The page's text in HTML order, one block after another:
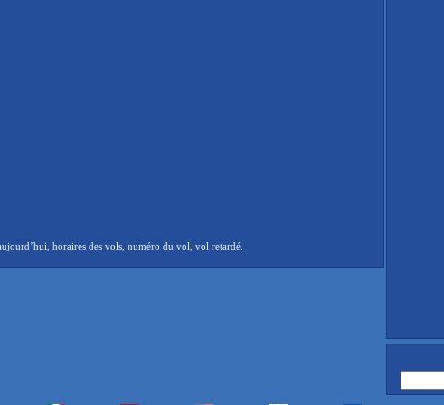
horaires des vols, numéro du vol, vol retardé.